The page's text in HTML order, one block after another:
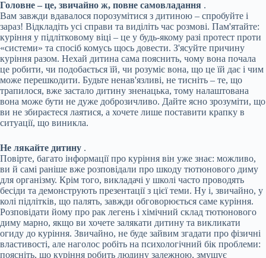
Головне – це, звичайно ж, повне самовладання .
Вам завжди вдавалося порозумітися з дитиною – спробуйте і
зараз! Відкладіть усі справи та виділіть час розмові. Пам'ятайте:
куріння у підлітковому віці – це у будь-якому разі протест проти
«системи» та спосіб комусь щось довести. З'ясуйте причину
куріння разом. Нехай дитина сама пояснить, чому вона почала
це робити, чи подобається їй, чи розуміє вона, що це їй дає і чим
може перешкодити. Будьте ненав'язливі, не тисніть – те, що
трапилося, вже застало дитину зненацька, тому налаштована
вона може бути не дуже доброзичливо. Дайте ясно зрозуміти, що
ви не збираєтеся лаятися, а хочете лише поставити крапку в
ситуації, що виникла.
Не лякайте дитину .
Повірте, багато інформації про куріння він уже знає: можливо,
ви й самі раніше вже розповідали про шкоду тютюнового диму
для організму. Крім того, викладачі у школі часто проводять
бесіди та демонструють презентації з цієї теми. Ну і, звичайно, у
колі підлітків, що палять, завжди обговорюється саме куріння.
Розповідати йому про рак легень і хімічний склад тютюнового
диму марно, якщо ви хочете залякати дитину та викликати
огиду до куріння. Звичайно, не буде зайвим згадати про фізичні
властивості, але наголос робіть на психологічний бік проблеми:
поясніть, що куріння робить людину залежною, змушує